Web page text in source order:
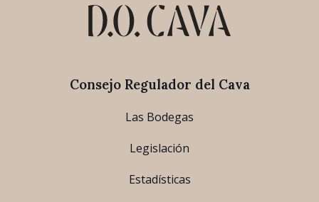
Consejo Regulador del Cava
Las Bodegas
Legislación
Estadísticas